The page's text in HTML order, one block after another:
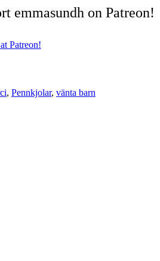
emmasundh on Patreon!
, Pennkjolar, vänta barn